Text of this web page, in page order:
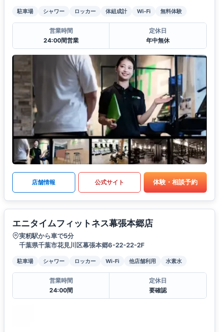
駐車場 シャワー ロッカー 体組成計 Wi-Fi 無料体験
営業時間
24:00間営業
定休日
年中無休
店舗情報 公式サイト 体験・相談予約
エニタイムフィットネス幕張本郷店
実籾駅から車で5分
千葉県千葉市花見川区幕張本郷6-22-22-2F
駐車場 シャワー ロッカー Wi-Fi 他店舗利用 水素水
営業時間
24:00間
定休日
要確認